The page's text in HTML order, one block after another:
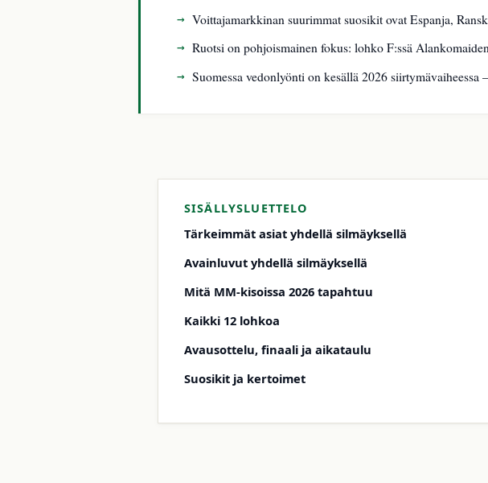
Voittajamarkkinan suurimmat suosikit ovat Espanja,
Ruotsi on pohjoismainen fokus: lohko F:ssä
Suomessa vedonlyönti on kesällä 2026
SISÄLLYSLUETTELO
Tärkeimmät asiat yhdellä silmäyksellä
Avainluvut yhdellä silmäyksellä
Mitä MM-kisoissa 2026 tapahtuu
Kaikki 12 lohkoa
Avausottelu, finaali ja aikataulu
Suosikit ja kertoimet